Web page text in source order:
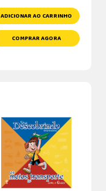
ADICIONAR AO CARRINHO
COMPRAR AGORA